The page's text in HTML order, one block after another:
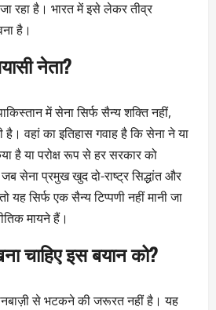
रहा है। भारत में इसे लेकर तीव्र
है।
नेता?
में सेना सिर्फ सैन्य शक्ति नहीं,
है। वहां का इतिहास गवाह है कि सेना ने या
है या परोक्ष रूप से हर सरकार को
सेना प्रमुख खुद दो-राष्ट्र सिद्धांत और
यह सिर्फ एक सैन्य टिप्पणी नहीं मानी जा
मायने हैं।
चाहिए इस बयान को?
से भटकने की जरूरत नहीं है। यह